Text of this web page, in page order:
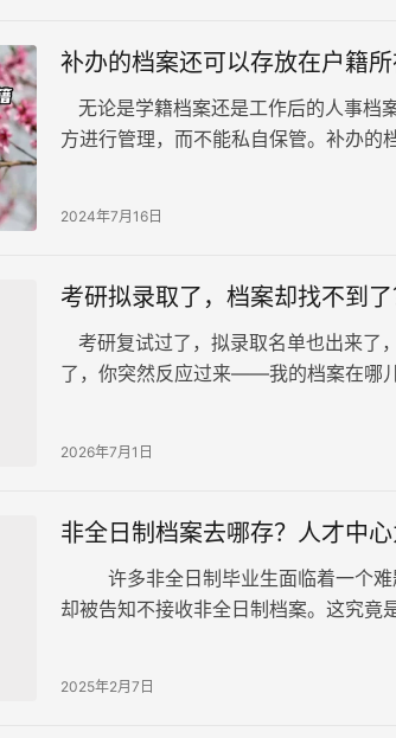
补办的档案还可以存放在户籍所
无论是学籍档案还是工作后的人事档
方进行管理，而不能私自保管。补办的
2024年7月16日
考研拟录取了，档案却找不到
考研复试过了，拟录取名单也出来了
了，你突然反应过来——我的档案在哪
2026年7月1日
非全日制档案去哪存？人才中心
许多非全日制毕业生面临着一个难
却被告知不接收非全日制档案。这究竟
2025年2月7日